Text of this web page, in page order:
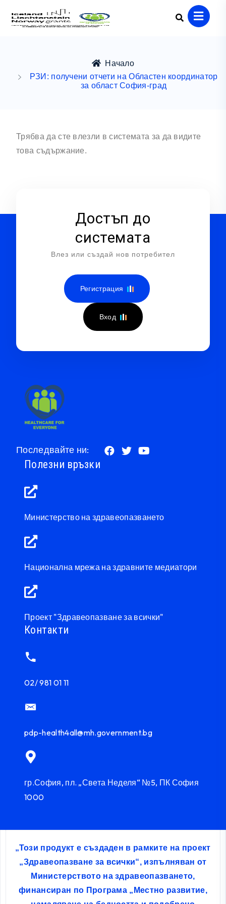
Начало
РЗИ: получени отчети на Областен координатор
за област София-град
Трябва да сте влезли в системата за да видите
това съдържание.
Достъп до
системата
Влез или създай нов потребител
Регистрация
Вход
Последвайте ни:
Полезни връзки
Министерство на здравеопазването
Национална мрежа на здравните медиатори
Проект "Здравеопазване за всички"
Контакти
02/ 981 01 11
pdp-health4all@mh.government.bg
гр.София, пл. „Света Неделя“ №5, ПК София
1000
„Този продукт е създаден в рамките на проект
„Здравеопазване за всички“, изпълняван от
Министерството на здравеопазването,
финансиран по Програма „Местно развитие,